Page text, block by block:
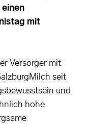
mit
Versorger mit
seit
und
hohe